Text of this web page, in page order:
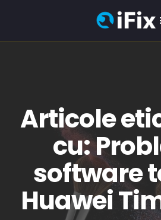
Articole
cu:
software
Huawei